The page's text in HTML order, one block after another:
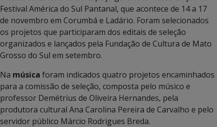
Festival América do Sul Pantanal, que acontece de 14 a 17
de novembro em Corumbá e Ladário. Foram selecionados
os projetos que participaram dos editais de seleção
organizados e lançados pela Fundação de Cultura de Mato
Grosso do Sul em setembro.
Na música foram indicados quatro projetos encaminhados
para a comissão de seleção, composta pelo músico e
professor Demétrius de Oliveira Hernandes, pela
produtora cultural Ana Carolina Pereira de Carvalho e pelo
servidor público Márcio Rodrigues Breda.